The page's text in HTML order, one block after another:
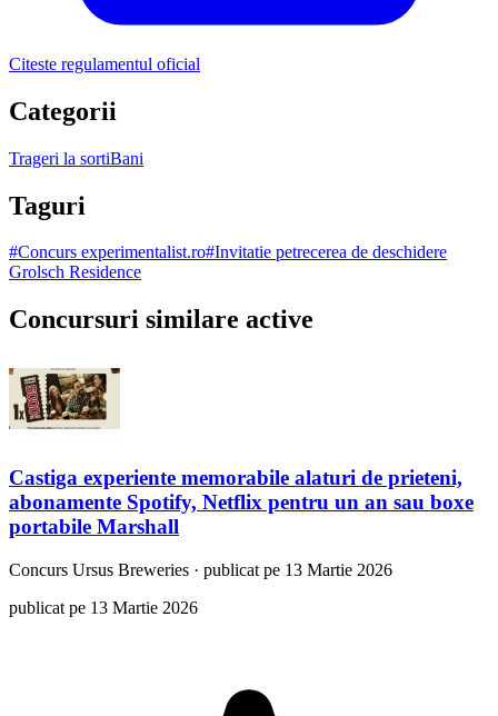
Citeste regulamentul oficial
Categorii
Trageri la sortiBani
Taguri
#Concurs experimentalist.ro#Invitatie petrecerea de deschidere
Grolsch Residence
Concursuri similare active
Castiga experiente memorabile alaturi de prieteni,
abonamente Spotify, Netflix pentru un an sau boxe
portabile Marshall
Concurs Ursus Breweries · publicat pe 13 Martie 2026
publicat pe 13 Martie 2026